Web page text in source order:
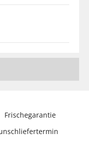
Frischegarantie